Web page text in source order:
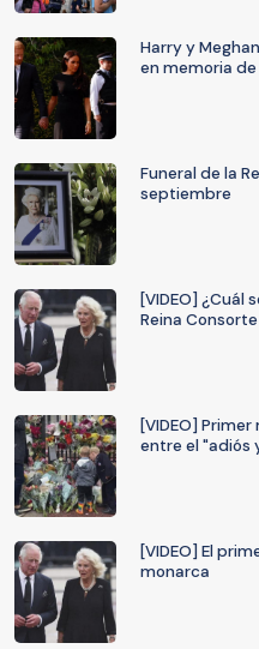
Harry y
en memoria de
Funeral de la
septiembre
[VIDEO] ¿Cuál
Reina Consorte
[VIDEO]
entre el "adiós
[VIDEO] El
monarca